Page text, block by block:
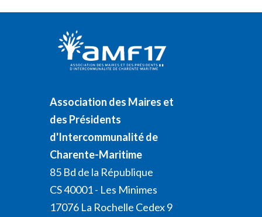
Association des Maires et
des Présidents
d'Intercommunalité de
Charente-Maritime
85 Bd de la République
CS 40001 - Les Minimes
17076 La Rochelle Cedex 9